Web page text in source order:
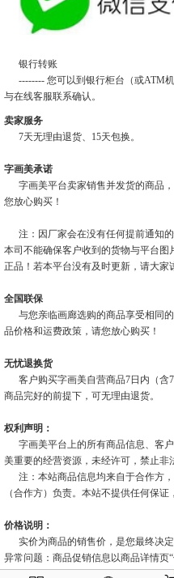
银行转账
-------- 您可以到银行柜台（或ATM
与在线客服联系确认。
卖家服务
7天无理由退货、15天包换。
字画美承诺
字画美平台卖家销售并发货的商品
您放心购买！
注：因厂家会在没有任何提前通知的
本司不能确保客户收到的货物与平台
正品！若本平台没有及时更新，请大家
全国联保
与您亲临画廊选购的商品享受相同
品价格和运费政策，请您放心购买！
无忧退换货
客户购买字画美自营商品7日内（含
商品完好的前提下，可无理由退货。
权利声明：
字画美平台上的所有商品信息、客
美重要的经营资源，未经许可，禁止非
注：本站商品信息均来自于合作方
（合作方）负责。本站不提供任何保证
价格说明：
实价为商品的销售价，是您最终决定
异常问题：商品促销信息以商品详情页
订单结算页价格为准；如您发现活动